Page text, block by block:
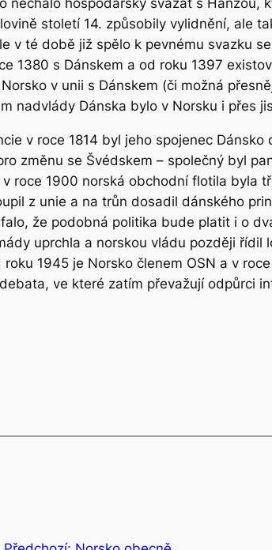
nechalo hospodářsky svázat s Hanzou,
století 14. způsobily vylidnění, ale
v té době již spělo k pevnému svazku
1380 s Dánskem a od roku 1397
v unii s Dánskem (či možná
nadvlády Dánska bylo v Norsku i přes
v roce 1814 byl jeho spojenec
změnu se Švédskem – společný byl
roce 1900 norská obchodní flotila byla
z unie a na trůn dosadil dánského
že podobná politika bude platit i o
uprchla a norskou vládu později řídil
roku 1945 je Norsko členem OSN a v
ve které zatím převažují odpůrci